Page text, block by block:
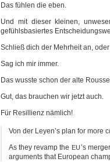
Das füh­len die eben.
Und mit die­ser klei­nen,
gefühls­ba­sier­tes
Schließ dich der Mehr­heit an,
Sag ich mir immer.
Das wuss­te schon der alte
Gut, das brau­chen wir jetzt auch.
Für Res­il­li­enz nämlich!
Von der Leyen’s plan for more
As they revamp the EU’s
argu­ments that Euro­pean